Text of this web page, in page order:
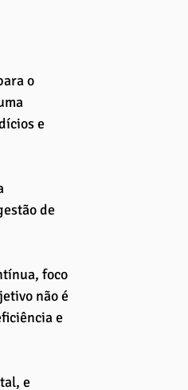
o
e
de
foco
não é
e
e